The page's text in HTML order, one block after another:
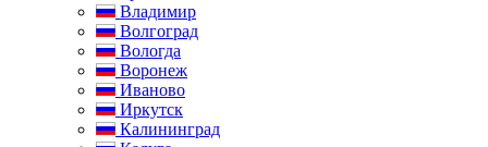
Владимир
Волгоград
Вологда
Воронеж
Иваново
Иркутск
Калининград